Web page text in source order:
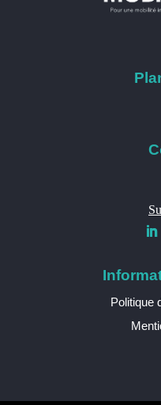
Politique